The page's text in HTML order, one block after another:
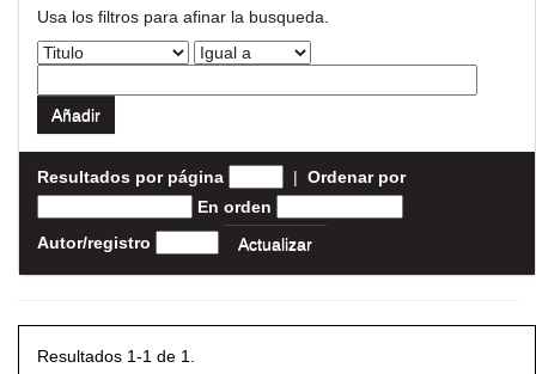
Usa los filtros para afinar la busqueda.
Resultados por página | Ordenar por
En orden
Autor/registro
Resultados 1-1 de 1.